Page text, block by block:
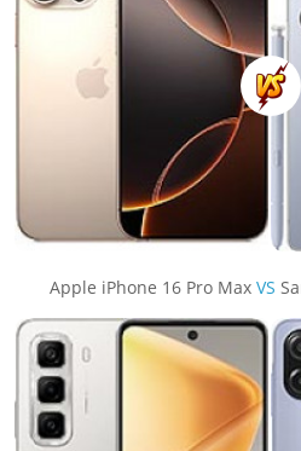
Apple iPhone 16 Pro Max VS